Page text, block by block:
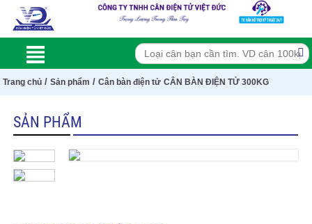
Trang chủ /Sản phẩm /Cân bàn điện tử CÂN BÀN ĐIỆN TỬ 300KG
SẢN PHẨM